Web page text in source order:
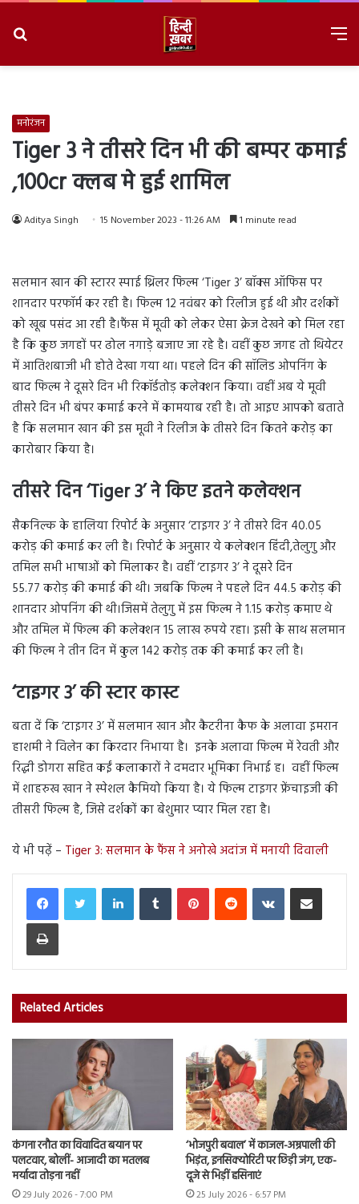
मनोरंजन
Tiger 3 ने तीसरे दिन भी की बम्पर कमाई
,100cr क्लब मे हुई शामिल
Aditya Singh 15 November 2023 - 11:26 AM 1 minute read
सलमान खान की स्टारर स्पाई थ्रिलर फिल्म ‘Tiger 3’ बॉक्स ऑफिस पर
शानदार परफॉर्म कर रही है। फिल्म 12 नवंबर को रिलीज हुई थी और दर्शकों
को खूब पसंद आ रही है।फैंस में मूवी को लेकर ऐसा क्रेज देखने को मिल रहा
है कि कुछ जगहों पर ढोल नगाड़े बजाए जा रहे है। वहीं कुछ जगह तो थियेटर
में आतिशबाजी भी होते देखा गया था। पहले दिन की सॉलिड ओपनिंग के
बाद फिल्म ने दूसरे दिन भी रिकॉर्डतोड़ कलेक्शन किया। वहीं अब ये मूवी
तीसरे दिन भी बंपर कमाई करने में कामयाब रही है। तो आइए आपको बताते
है कि सलमान खान की इस मूवी ने रिलीज के तीसरे दिन कितने करोड़ का
कारोबार किया है।
तीसरे दिन ‘Tiger 3’ ने किए इतने कलेक्शन
सैकनिल्क के हालिया रिपोर्ट के अनुसार ‘टाइगर 3’ ने तीसरे दिन 40.05
करोड़ की कमाई कर ली है। रिपोर्ट के अनुसार ये कलेक्शन हिंदी,तेलुगु और
तमिल सभी भाषाओं को मिलाकर है। वहीं ‘टाइगर 3’ ने दूसरे दिन
55.77 करोड़ की कमाई की थी। जबकि फिल्म ने पहले दिन 44.5 करोड़ की
शानदार ओपनिंग की थी।जिसमें तेलुगु में इस फिल्म ने 1.15 करोड़ कमाए थे
और तमिल में फिल्म की कलेक्शन 15 लाख रुपये रहा। इसी के साथ सलमान
की फिल्म ने तीन दिन में कुल 142 करोड़ तक की कमाई कर ली है।
‘टाइगर3’ की स्टार कास्ट
बता दें कि ‘टाइगर 3’ में सलमान खान और कैटरीना कैफ के अलावा इमरान
हाशमी ने विलेन का किरदार निभाया है। इनके अलावा फिल्म में रेवती और
रिद्धी डोगरा सहित कईं कलाकारों ने दमदार भूमिका निभाई ह। वहीं फिल्म
में शाहरुख खान ने स्पेशल कैमियो किया है। ये फिल्म टाइगर फ्रेंचाइजी की
तीसरी फिल्म है, जिसे दर्शकों का बेशुमार प्यार मिल रहा है।
ये भी पढ़ें – Tiger 3: सलमान के फैंस ने अनोखे अदांज में मनायी दिवाली
LinkedInTumblr PinterestReddit VKontakteShare via Email
Print
Related Articles
कंगना रनौत का विवादित बयान पर
पलटवार, बोलीं- आजादी का मतलब
मर्यादा तोड़ना नहीं
29 July 2026 - 7:00 PM
‘भोजपुरी बवाल’ में काजल-अम्रपाली की
भिड़ंत, इनसिक्योरिटी पर छिड़ी जंग, एक-
दूजे से भिड़ीं हसिनाएं
25 July 2026 - 6:57 PM